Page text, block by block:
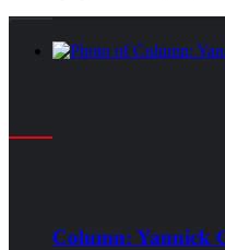
Column: Yannick